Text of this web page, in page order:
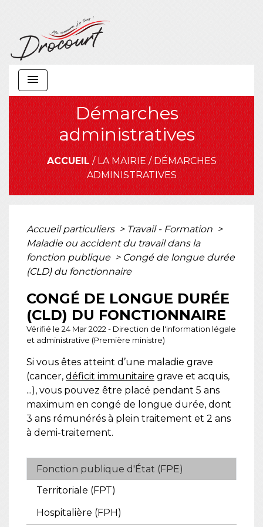
menu
Démarches
administratives
ACCUEIL/LA MAIRIE/DÉMARCHES
ADMINISTRATIVES
Accueil particuliers > Travail - Formation >
Maladie ou accident du travail dans la
fonction publique > Congé de longue durée
(CLD) du fonctionnaire
CONGÉ DE LONGUE DURÉE
(CLD) DU FONCTIONNAIRE
Vérifié le 24 Mar 2022 - Direction de l'information légale
et administrative (Première ministre)
Si vous êtes atteint d’une maladie grave
(cancer, déficit immunitaire grave et acquis,
...), vous pouvez être placé pendant 5 ans
maximum en congé de longue durée, dont
3 ans rémunérés à plein traitement et 2 ans
à demi-traitement.
Fonction publique d'État (FPE)
Territoriale (FPT)
Hospitalière (FPH)